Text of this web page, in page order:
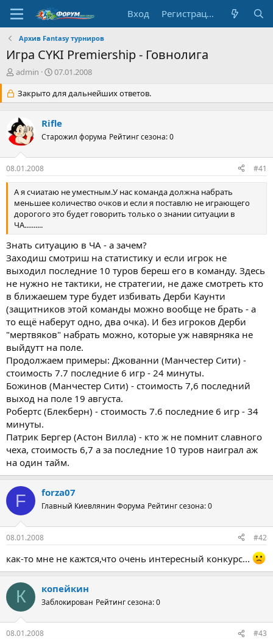
Вход Регистрация
Архив Fantasy турниров
Игра CYKI Premiership - Говнолига
А
т
о
р
т
е
м
ы
admin
Д
т
а
а
ч
л
07.01.2008
Закрыто для дальнейших ответов.
Rifle
Старожил форума Рейтинг сезона: 0
08.01.2008 #41
А я счиатаю не уместным.У нас команда должна набрать
меньшее количество очков и если я поставлю не играющего
дорогого это будет говорить только о знании ситуации в
ЧА..........
Знать ситуацию в ЧА - а зачем?
Заходиш смотриш на статистику и если игрок не
выходил последние 10 туров береш его в команду. Здесь
не нужно не тактики, не стратегии, не даже смотреть кто
в ближаешем туре будет избивать Дерби Каунти
(защитников этой команды можно вообще не брать - а
то ещё наберут одно, два очка). И без игроков Дерби
"мертвяков" набрать можно, которые уж навярняка не
выйдутт на поле.
Продолжаем примеры: Джованни (Манчестер Сити) -
стоимость 7.7 последние 6 игр - 24 минуты.
Божинов (Манчестер Сити) - стоимость 7,6 последний
выход на поле 19 августа.
Робертс (Блекберн) - стоимость 7.6 последние 6 игр - 34
минуты.
Патрик Бергер (Астон Вилла) - кто ж не помнит славного
чеха, стоимость 6,7 а за последние 10 туров наиграл аж
на один тайм.
F forza07
Главный Киевлянин Форума Рейтинг сезона: 0
08.01.2008 #42
как-то мне не кажтся,что очень интересный конкурс...
К копейкин
Заблокирован Рейтинг сезона: 0
08.01.2008 #43